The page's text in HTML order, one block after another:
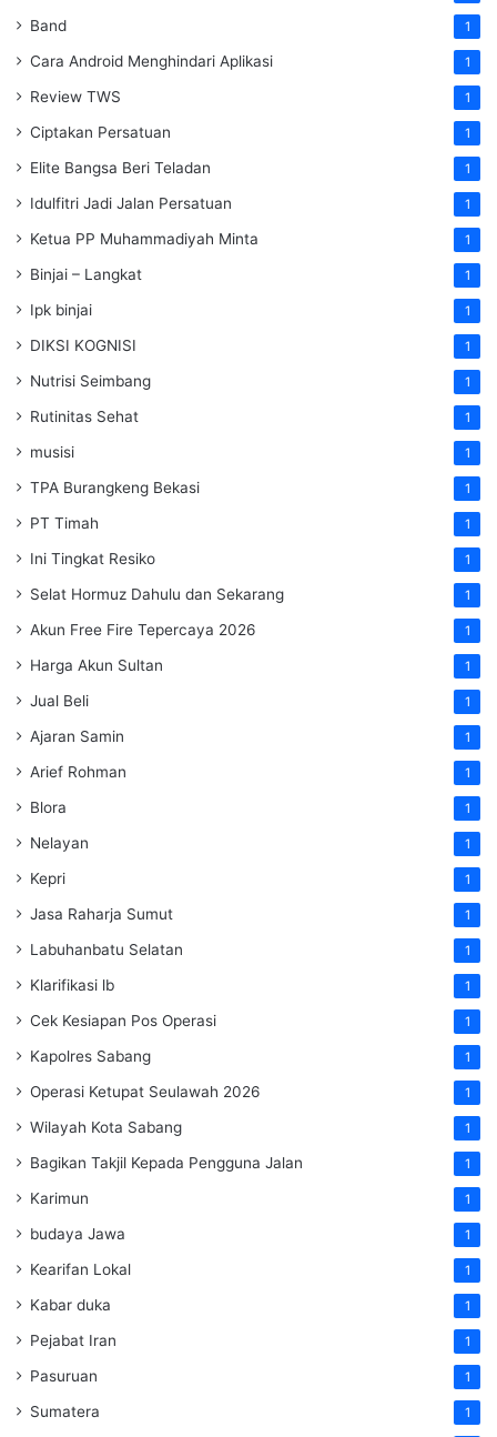
Band 1
Cara Android Menghindari Aplikasi 1
Review TWS 1
Ciptakan Persatuan 1
Elite Bangsa Beri Teladan 1
Idulfitri Jadi Jalan Persatuan 1
Ketua PP Muhammadiyah Minta 1
Binjai – Langkat 1
Ipk binjai 1
DIKSI KOGNISI 1
Nutrisi Seimbang 1
Rutinitas Sehat 1
musisi 1
TPA Burangkeng Bekasi 1
PT Timah 1
Ini Tingkat Resiko 1
Selat Hormuz Dahulu dan Sekarang 1
Akun Free Fire Tepercaya 2026 1
Harga Akun Sultan 1
Jual Beli 1
Ajaran Samin 1
Arief Rohman 1
Blora 1
Nelayan 1
Kepri 1
Jasa Raharja Sumut 1
Labuhanbatu Selatan 1
Klarifikasi lb 1
Cek Kesiapan Pos Operasi 1
Kapolres Sabang 1
Operasi Ketupat Seulawah 2026 1
Wilayah Kota Sabang 1
Bagikan Takjil Kepada Pengguna Jalan 1
Karimun 1
budaya Jawa 1
Kearifan Lokal 1
Kabar duka 1
Pejabat Iran 1
Pasuruan 1
Sumatera 1